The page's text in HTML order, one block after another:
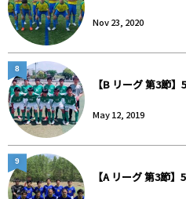
Nov 23, 2020
【B リーグ 第3節
May 12, 2019
8
【A リーグ 第3節
9